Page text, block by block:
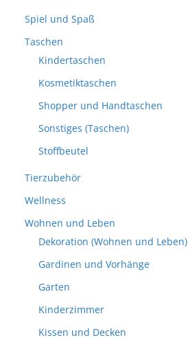
Spiel und Spaß
Taschen
Kindertaschen
Kosmetiktaschen
Shopper und Handtaschen
Sonstiges (Taschen)
Stoffbeutel
Tierzubehör
Wellness
Wohnen und Leben
Dekoration (Wohnen und Leben)
Gardinen und Vorhänge
Garten
Kinderzimmer
Kissen und Decken